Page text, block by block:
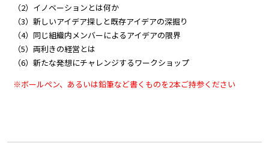
（2）イノベーションとは何か
（3）新しいアイデア探しと既存アイデアの深掘り
（4）同じ組織内メンバーによるアイデアの限界
（5）両利きの経営とは
（6）新たな発想にチャレンジするワークショップ
※ボールペン、あるいは鉛筆など書くものを2本ご持参ください